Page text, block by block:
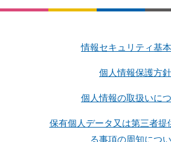
情報セキュリティ基
個人情報保護方針
個人情報の取扱いに
保有個人データ又は第三者提
る事項の周知につ